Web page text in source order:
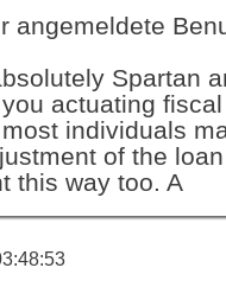
angemeldete
Spartan
actuating
individuals
of the
this way too. A